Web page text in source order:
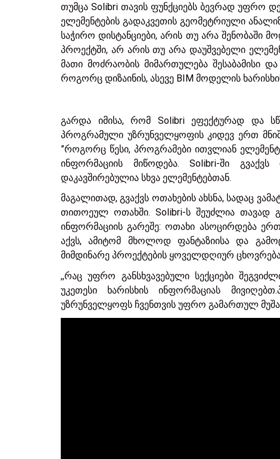
თუმცა Solibri თავის ფუნქციებს ბევრად უფრო
ელემენტების გადაკვეთის გეომეტრიული
საჭირო დისტანციები, არის თუ არა
პროექტში, არ არის თუ არა დაუშვებელი
მათი მოძრაობის მიმართულება შესაბამისი
როგორც დიზაინის, ასევე BIM მოდელის
გარდა იმისა, რომ Solibri ეფექტურად და
პროგრამული უზრუნველყოფის კიდევ ერთ
”როგორც წესი, პროგრამები ითვლიან
ინფორმაციის მიწოდება. Solibri-ში
დაკავშირებულია სხვა ელემენტებთან.
მაგალითად, გვაქვს ოთახების ახსნა, სადაც
თითოეულ ოთახში. Solibri-ს შეუძლია თავად
ინფორმაციის გარეშე: ოთახი ასოცირდება
აქვს, ამიტომ მხოლოდ ფანტაზიისა და
მიმდინარე პროექტების ყოველდღიურ
,,რაც უფრო განსხვავებული სექციები
უკეთესი ხარისხის ინფორმაციას
უზრუნველყოფს ჩვენთვის უფრო გამართულ